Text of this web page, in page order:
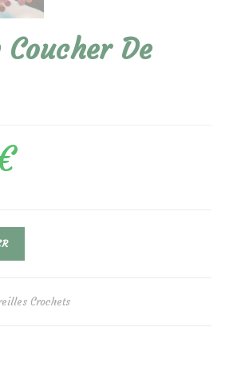
De
Crochets